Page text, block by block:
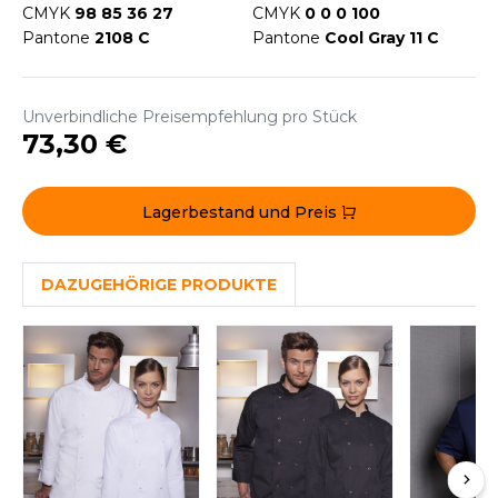
UND JACKEN
COOL
HOODS
SERIE
CMYK 98 85 36 27
Pantone 2108 C
CMYK 0 0 0 100
Pantone Cool Gray 11 C
Unverbindliche Preisempfehlung pro Stück
73,30 €
Lagerbestand und Preis
DAZUGEHÖRIGE PRODUKTE